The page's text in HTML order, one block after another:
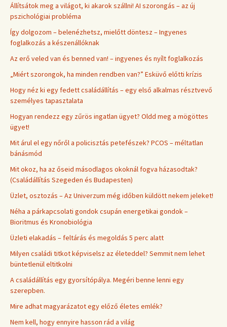
Állítsátok meg a világot, ki akarok szállni! AI szorongás – az új
pszichológiai probléma
Így dolgozom – belenézhetsz, mielőtt döntesz – Ingyenes
foglalkozás a készenállóknak
Az erő veled van és benned van! – ingyenes és nyílt foglalkozás
„Miért szorongok, ha minden rendben van?” Esküvő előtti krízis
Hogy néz ki egy fedett családállítás – egy első alkalmas résztvevő
személyes tapasztalata
Hogyan rendezz egy zűrös ingatlan ügyet? Oldd meg a mögöttes
ügyet!
Mit árul el egy nőről a policisztás petefészek? PCOS – méltatlan
bánásmód
Mit okoz, ha az őseid másodlagos okoknál fogva házasodtak?
(Családállítás Szegeden és Budapesten)
Üzlet, osztozás – Az Univerzum még időben küldött nekem jeleket!
Néha a párkapcsolati gondok csupán energetikai gondok –
Bioritmus és Kronobiológia
Üzleti elakadás – feltárás és megoldás 5 perc alatt
Milyen családi titkot képviselsz az életeddel? Semmit nem lehet
büntetlenül eltitkolni
A családállítás egy gyorsítópálya. Megéri benne lenni egy
szerepben.
Mire adhat magyarázatot egy előző életes emlék?
Nem kell, hogy ennyire hasson rád a világ